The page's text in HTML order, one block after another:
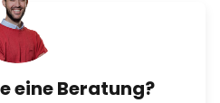
eine Beratung?